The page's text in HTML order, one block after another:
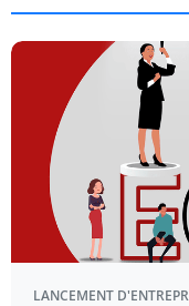
LANCEMENT